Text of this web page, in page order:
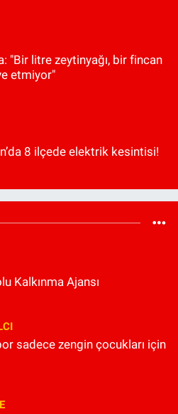
"Bir litre zeytinyağı, bir fincan
etmiyor"
8 ilçede elektrik kesintisi!
Kalkınma Ajansı
sadece zengin çocukları için